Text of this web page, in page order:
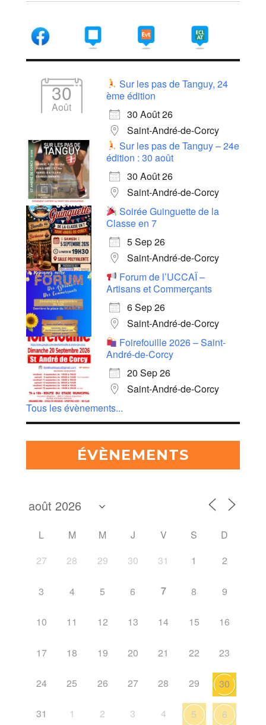
30
Août
Sur les pas de Tanguy, 24
ème édition
30 Août 26
Saint-André-de-Corcy
Sur les pas de Tanguy – 24e
édition : 30 août
30 Août 26
Saint-André-de-Corcy
Soirée Guinguette de la
Classe en 7
5 Sep 26
Saint-André-de-Corcy
Forum de l’UCCAÏ –
Artisans et Commerçants
6 Sep 26
Saint-André-de-Corcy
Foirefouille 2026 – Saint-
André-de-Corcy
20 Sep 26
Saint-André-de-Corcy
Tous les évènements...
ÉVÈNEMENTS
L M M J V S
D
27
28 29 30 31 1 2
3 4 5 6 7 8 9
10 11 12 13 14 15 16
17 18 19 20 21 22 23
24 25 26 27 28 29 30
31 1 2 3 4 5 6